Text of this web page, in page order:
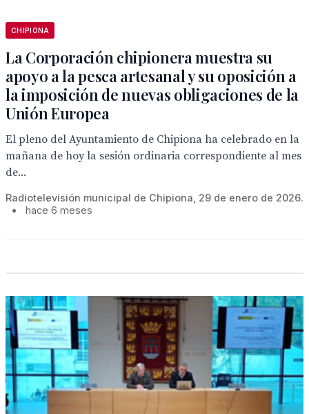
CHIPIONA
La Corporación chipionera muestra su
apoyo a la pesca artesanal y su oposición a
la imposición de nuevas obligaciones de la
Unión Europea
El pleno del Ayuntamiento de Chipiona ha celebrado en la
mañana de hoy la sesión ordinaria correspondiente al mes
de...
Radiotelevisión municipal de Chipiona, 29 de enero de 2026.
•
hace 6 meses